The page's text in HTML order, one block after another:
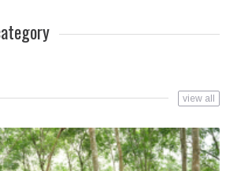
view all